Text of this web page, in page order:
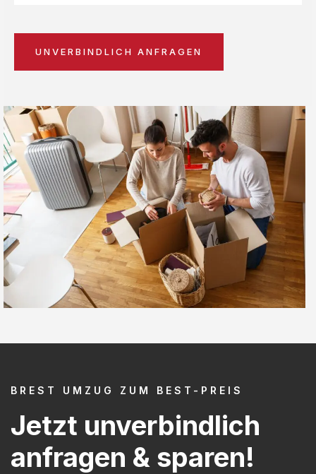
UNVERBINDLICH ANFRAGEN
BREST UMZUG ZUM BEST-PREIS
Jetzt unverbindlich
anfragen & sparen!